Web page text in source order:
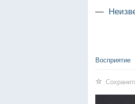
—
Восприятие